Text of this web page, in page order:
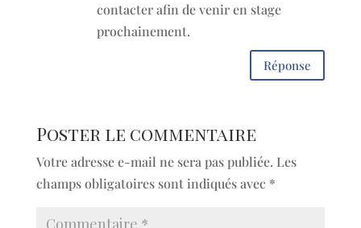
contacter afin de venir en stage
prochainement.
Réponse
Poster le commentaire
Votre adresse e-mail ne sera pas publiée. Les
champs obligatoires sont indiqués avec *